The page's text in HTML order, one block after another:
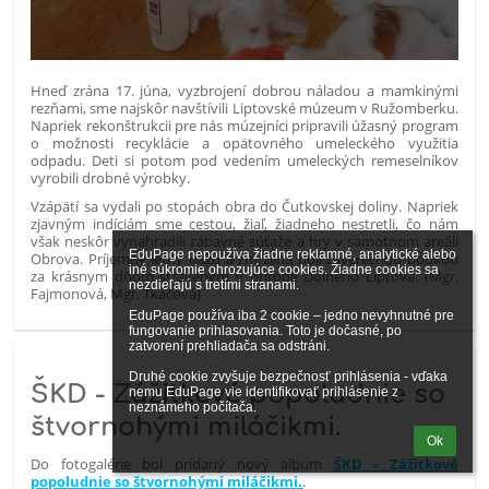
EduPage nepoužíva žiadne reklamné, analytické alebo
iné súkromie ohrozujúce cookies. Žiadne cookies sa
nezdieľajú s tretími stranami.
EduPage používa iba 2 cookie – jedno nevyhnutné pre
fungovanie prihlasovania. Toto je dočasné, po
zatvorení prehliadača sa odstráni.
Druhé cookie zvyšuje bezpečnosť prihlásenia - vďaka
nemu EduPage vie identifikovať prihlásenie z
neznámeho počítača.
Ok
Hneď zrána 17. júna, vyzbrojení dobrou náladou a mamkinými
rezňami, sme najskôr navštívili Liptovské múzeum v Ružomberku.
Napriek rekonštrukcii pre nás múzejníci pripravili úžasný program
o možnosti recyklácie a opätovného umeleckého využitia
odpadu. Deti si potom pod vedením umeleckých remeselníkov
vyrobili drobné výrobky.
Vzápätí sa vydali po stopách obra do Čutkovskej doliny. Napriek
zjavným indíciám sme cestou, žiaľ, žiadneho nestretli, čo nám
však neskôr vynahradili zábavné súťaže a hry v samotnom areáli
Obrova. Príjemný letný dážď a zmrzlina boli záverečnou bodkou
za krásnym dňom stráveným v prírode Dolného Liptova. (Mgr.
Fajmonová, Mgr. Tkáčová)
ŠKD - Zážitkové popoludnie so
štvornohými miláčikmi.
Do fotogalérie bol pridaný nový album ŠKD - Zážitkové
popoludnie so štvornohými miláčikmi..